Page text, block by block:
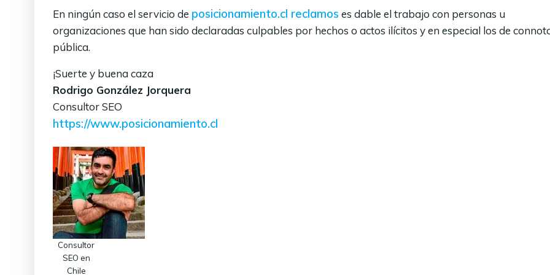
En ningún caso el servicio de posicionamiento.cl reclamos es dable el trabajo con personas u
organizaciones que han sido declaradas culpables por hechos o actos ilícitos y en especial los de
pública.
¡Suerte y buena caza
Rodrigo González Jorquera
Consultor SEO
https://www.posicionamiento.cl
Consultor
SEO en
Chile